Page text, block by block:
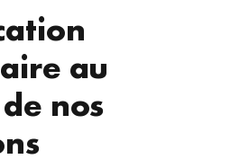
au
nos